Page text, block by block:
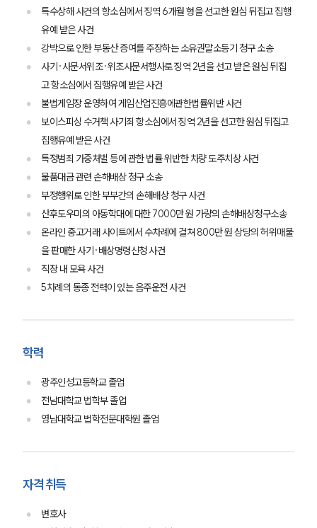
오시는 길
글로벌 파트너 로펌
특수상해 사건의 항소심에서 징역 6개월 형을 선고한 원심 뒤집고 집행
유예 받은 사건
강박으로 인한 부동산 증여를 주장하는 소유권말소등기 청구 소송
사기·사문서위조·위조사문서행사로 징역 2년을 선고 받은 원심 뒤집
고 항소심에서 집행유예 받은 사건
불법게임장 운영하여 게임산업진흥에관한법률위반 사건
보이스피싱 수거책 사기죄 항소심에서 징역 2년을 선고한 원심 뒤집고
집행유예 받은 사건
특정범죄 가중처벌 등에 관한 법률 위반한 차량 도주치상 사건
물품대금 관련 손해배상 청구 소송
부정행위로 인한 부부간의 손해배상 청구 사건
산후도우미의 아동학대에 대한 7000만 원 가량의 손해배상청구소송
온라인 중고거래 사이트에서 수차례에 걸쳐 800만 원 상당의 허위매물
을 판매한 사기·배상명령신청 사건
직장 내 모욕 사건
5차례의 동종 전력이 있는 음주운전 사건
학력
광주인성고등학교 졸업
전남대학교 법학부 졸업
영남대학교 법학전문대학원 졸업
자격 취득
변호사